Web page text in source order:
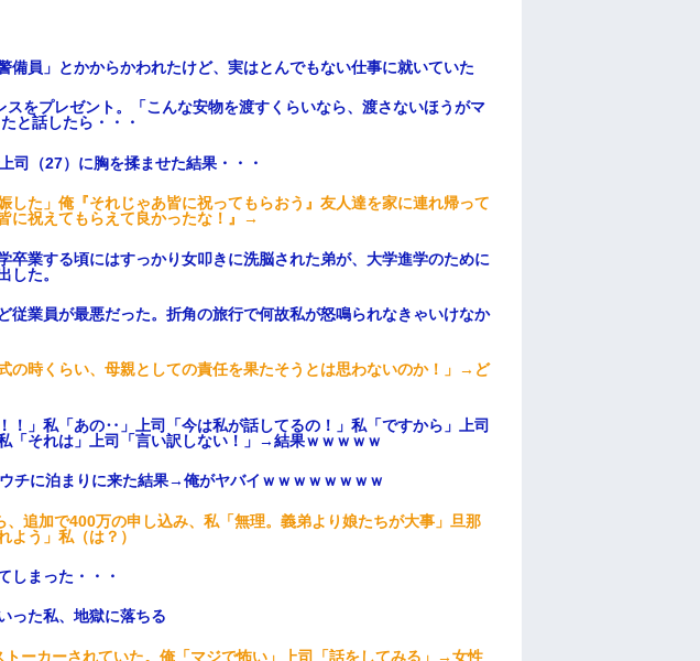
備員」とかからかわれたけど、実はとんでもない仕事に就いていた
スをプレゼント。「こんな安物を渡すくらいなら、渡さないほうがマ
と話したら・・・
司（27）に胸を揉ませた結果・・・
した」俺『それじゃあ皆に祝ってもらおう』友人達を家に連れ帰って
に祝えてもらえて良かったな！』→
卒業する頃にはすっかり女叩きに洗脳された弟が、大学進学のために
した。
従業員が最悪だった。折角の旅行で何故私が怒鳴られなきゃいけなか
の時くらい、母親としての責任を果たそうとは思わないのか！」→ど
！」私「あの‥」上司「今は私が話してるの！」私「ですから」上司
「それは」上司「言い訳しない！」→結果ｗｗｗｗｗ
チに泊まりに来た結果→俺がヤバイｗｗｗｗｗｗｗｗ
、追加で400万の申し込み、私「無理。義弟より娘たちが大事」旦那
よう」私（は？）
しまった・・・
った私、地獄に落ちる
トーカーされていた。俺「マジで怖い」上司「話をしてみる」→女性